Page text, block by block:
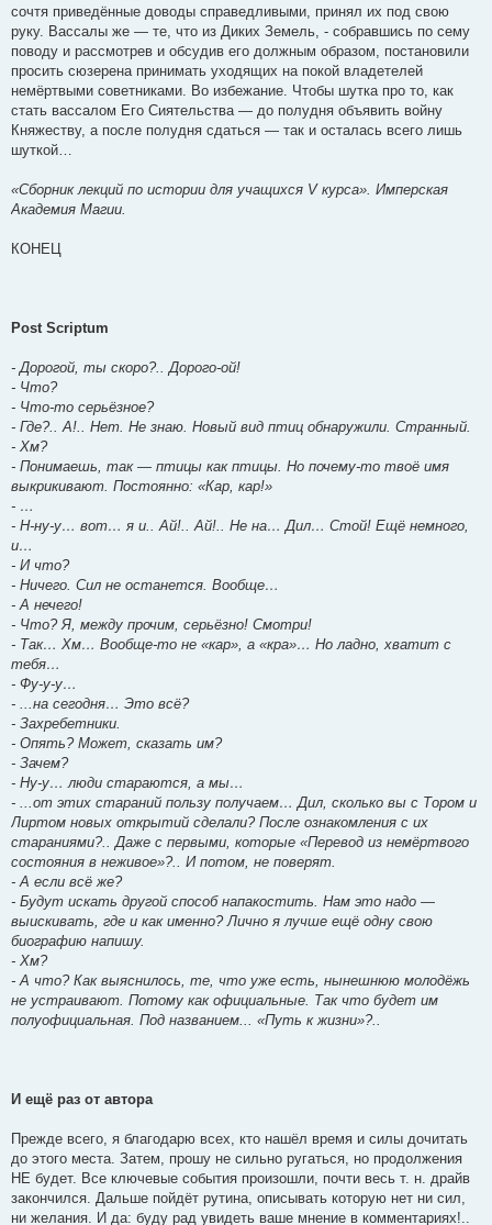
сочтя приведённые доводы справедливыми, принял их под свою
руку. Вассалы же — те, что из Диких Земель, - собравшись по сему
поводу и рассмотрев и обсудив его должным образом, постановили
просить сюзерена принимать уходящих на покой владетелей
немёртвыми советниками. Во избежание. Чтобы шутка про то, как
стать вассалом Его Сиятельства — до полудня объявить войну
Княжеству, а после полудня сдаться — так и осталась всего лишь
шуткой…
«Сборник лекций по истории для учащихся V курса». Имперская
Академия Магии.
КОНЕЦ
Post Scriptum
- Дорогой, ты скоро?.. Дорого-ой!
- Что?
- Что-то серьёзное?
- Где?.. А!.. Нет. Не знаю. Новый вид птиц обнаружили. Странный.
- Хм?
- Понимаешь, так — птицы как птицы. Но почему-то твоё имя
выкрикивают. Постоянно: «Кар, кар!»
- …
- Н-ну-у… вот… я и.. Ай!.. Ай!.. Не на… Дил… Стой! Ещё немного,
и…
- И что?
- Ничего. Сил не останется. Вообще…
- А нечего!
- Что? Я, между прочим, серьёзно! Смотри!
- Так… Хм… Вообще-то не «кар», а «кра»… Но ладно, хватит с
тебя…
- Фу-у-у…
- ...на сегодня… Это всё?
- Захребетники.
- Опять? Может, сказать им?
- Зачем?
- Ну-у… люди стараются, а мы…
- ...от этих стараний пользу получаем… Дил, сколько вы с Тором и
Лиртом новых открытий сделали? После ознакомления с их
стараниями?.. Даже с первыми, которые «Перевод из немёртвого
состояния в неживое»?.. И потом, не поверят.
- А если всё же?
- Будут искать другой способ напакостить. Нам это надо —
выискивать, где и как именно? Лично я лучше ещё одну свою
биографию напишу.
- Хм?
- А что? Как выяснилось, те, что уже есть, нынешнюю молодёжь
не устраивают. Потому как официальные. Так что будет им
полуофициальная. Под названием... «Путь к жизни»?..
И ещё раз от автора
Прежде всего, я благодарю всех, кто нашёл время и силы дочитать
до этого места. Затем, прошу не сильно ругаться, но продолжения
НЕ будет. Все ключевые события произошли, почти весь т. н. драйв
закончился. Дальше пойдёт рутина, описывать которую нет ни сил,
ни желания. И да: буду рад увидеть ваше мнение в комментариях!..